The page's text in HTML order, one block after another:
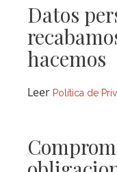
Datos
hacemos
Leer Política de